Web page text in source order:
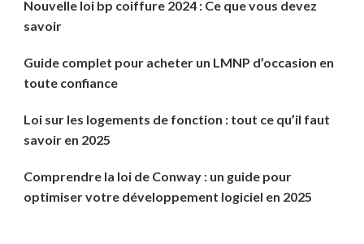
Nouvelle loi bp coiffure 2024 : Ce que vous devez
savoir
Guide complet pour acheter un LMNP d’occasion en
toute confiance
Loi sur les logements de fonction : tout ce qu’il faut
savoir en 2025
Comprendre la loi de Conway : un guide pour
optimiser votre développement logiciel en 2025